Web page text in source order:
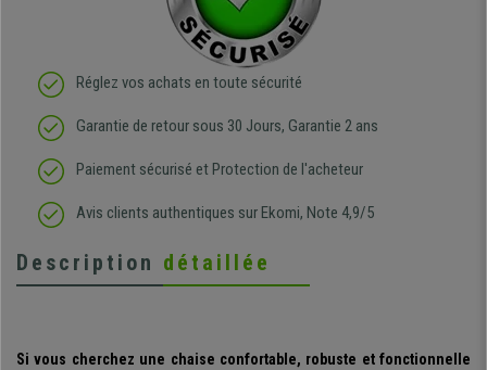
Réglez vos achats en toute sécurité
Garantie de retour sous 30 Jours, Garantie 2 ans
Paiement sécurisé et Protection de l'acheteur
Avis clients authentiques sur Ekomi, Note 4,9/5
Description détaillée
Si vous cherchez une chaise confortable, robuste et fonctionnelle